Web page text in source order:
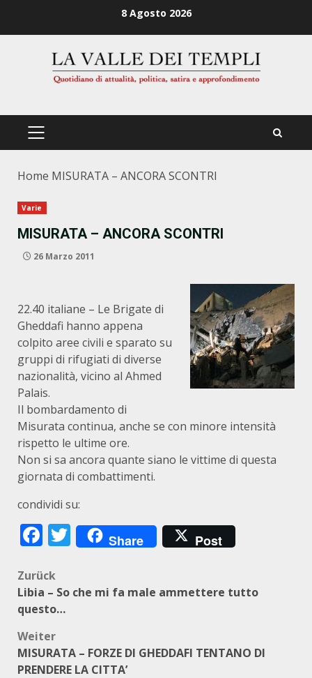
8 Agosto 2026
PRIMÄRES
Home MISURATA – ANCORA SCONTRI
Varie
MISURATA – ANCORA SCONTRI
26 Marzo 2011
22.40 italiane – Le Brigate di
Gheddafi hanno appena
colpito aree civili e sparato su
gruppi di rifugiati di diverse
nazionalità, vicino al Ahmed
Palais.
Il bombardamento di
Misurata continua, anche se con minore intensità
rispetto le ultime ore.
Non si sa ancora quante siano le vittime di questa
giornata di combattimenti.
condividi su:
Facebook
Twitter
Share Post
Beitragsnavigation
Zurück
Libia – So che mi fa male ammettere tutto
questo…
Weiter
MISURATA – FORZE DI GHEDDAFI TENTANO DI
PRENDERE LA CITTA’